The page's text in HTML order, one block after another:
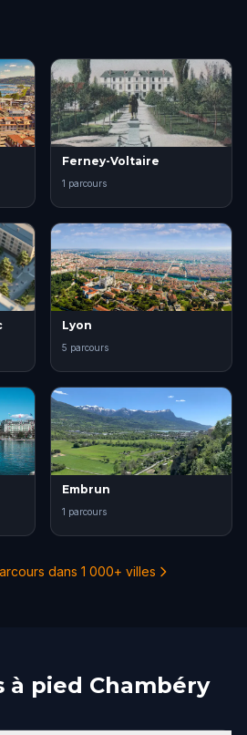
Ferney-Voltaire
1 parcours
Lyon
5 parcours
Embrun
1 parcours
dans 1 000+ villes
à pied Chambéry